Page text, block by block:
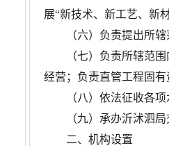
展“新技术、新工艺、新
（六）负责提出所
（七）负责所辖范
经营；负责直管工程固
（八）依法征收各
（九）承办沂沭泗
二、机构设置